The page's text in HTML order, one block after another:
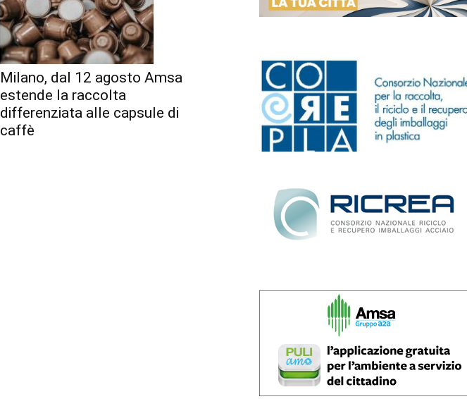
Milano, dal 12 agosto Amsa
estende la raccolta
differenziata alle capsule di
caffè